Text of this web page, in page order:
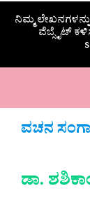
ನಿಮ್ಮ
ವೆಬ್ಸೈಟ್
ವಚನ
ಡಾ.